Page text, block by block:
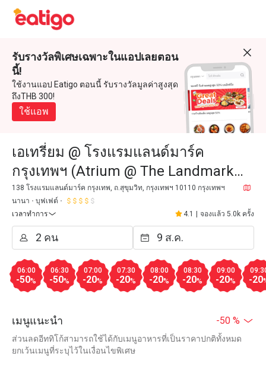
รับรางวัลพิเศษเฉพาะในแอปเลยตอน
นี้!
ใช้งานแอป Eatigo ตอนนี้ รับรางวัลมูลค่าสูงสุด
ถึงTHB 300!
ใช้แอพ
เอเทรี่ยม @ โรงแรมแลนด์มาร์ค
กรุงเทพฯ (Atrium @ The Landmark
Bangkok)
138 โรงแรมแลนด์มาร์ค กรุงเทพ, ถ.สุขุมวิท, กรุงเทพฯ 10110 กรุงเทพฯ
นานา
บุฟเฟต์
เวลาทำการ
4.1 จองแล้ว 5.0k ครั้ง
06:00
-50%
06:30
-50%
07:00
-20%
07:30
-20%
08:00
-20%
08:30
-20%
09:00
-20% -20
เมนูแนะนำ -50 %
ส่วนลดอีททิโก้สามารถใช้ได้กับเมนูอาหารที่เป็นราคาปกติทั้งหมด
ยกเว้นเมนูที่ระบุไว้ในเงื่อนไขพิเศษ